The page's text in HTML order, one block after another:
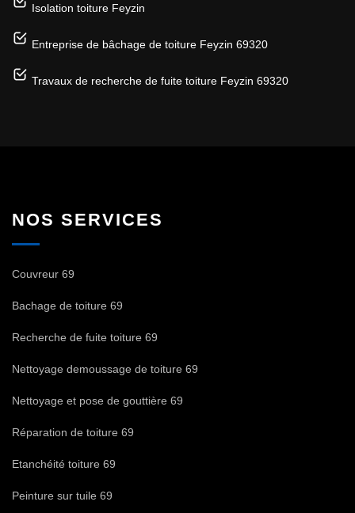
Isolation toiture Feyzin
Entreprise de bâchage de toiture Feyzin 69320
Travaux de recherche de fuite toiture Feyzin 69320
NOS SERVICES
Couvreur 69
Bachage de toiture 69
Recherche de fuite toiture 69
Nettoyage demoussage de toiture 69
Nettoyage et pose de gouttière 69
Réparation de toiture 69
Etanchéité toiture 69
Peinture sur tuile 69